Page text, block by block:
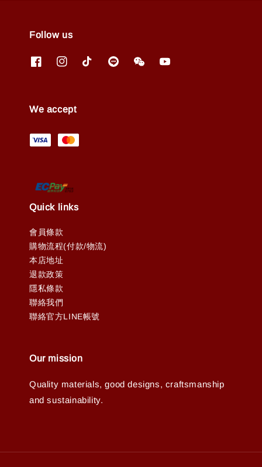
Follow us
We accept
Quick links
會員條款
購物流程(付款/物流)
本店地址
退款政策
隱私條款
聯絡我們
聯絡官方LINE帳號
Our mission
Quality materials, good designs, craftsmanship
and sustainability.